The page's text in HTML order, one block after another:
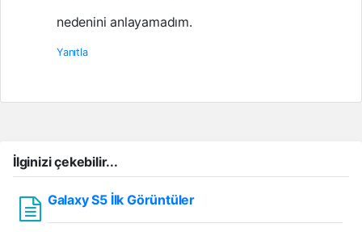
nedenini anlayamadım.
Yanıtla
İlginizi çekebilir...
Galaxy S5 İlk Görüntüler